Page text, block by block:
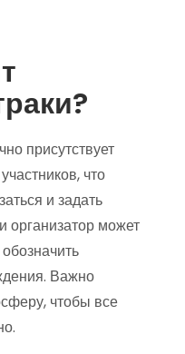
присутствует
что
и задать
организатор может
Важно
чтобы все